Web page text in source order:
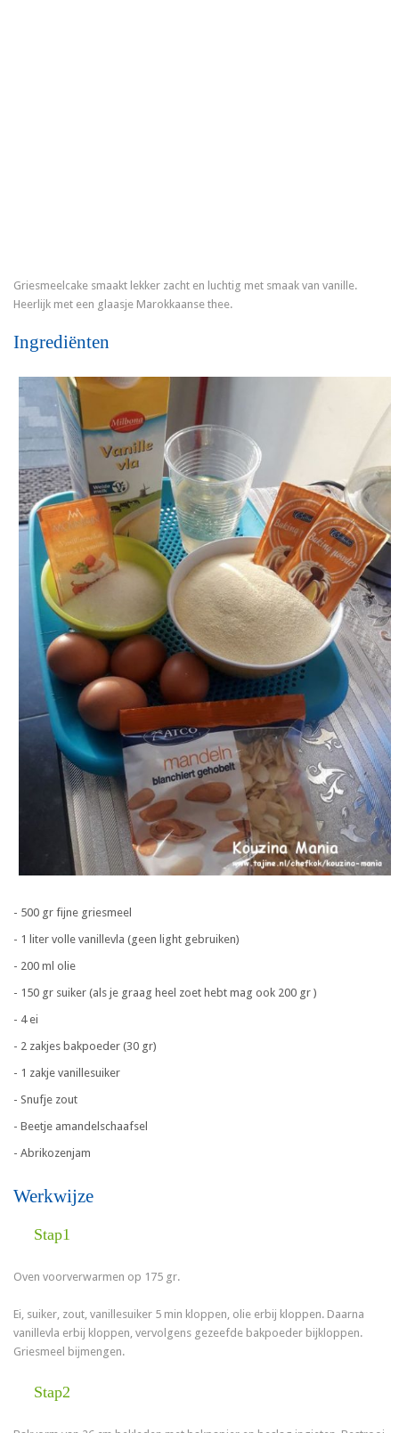
Griesmeelcake smaakt lekker zacht en luchtig met smaak van vanille.
Heerlijk met een glaasje Marokkaanse thee.
Ingrediënten
- 500 gr fijne griesmeel
- 1 liter volle vanillevla (geen light gebruiken)
- 200 ml olie
- 150 gr suiker (als je graag heel zoet hebt mag ook 200 gr )
- 4 ei
- 2 zakjes bakpoeder (30 gr)
- 1 zakje vanillesuiker
- Snufje zout
- Beetje amandelschaafsel
- Abrikozenjam
Werkwijze
Stap1
Oven voorverwarmen op 175 gr.
Ei, suiker, zout, vanillesuiker 5 min kloppen, olie erbij kloppen. Daarna
vanillevla erbij kloppen, vervolgens gezeefde bakpoeder bijkloppen.
Griesmeel bijmengen.
Stap2